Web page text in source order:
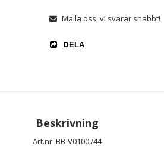
Maila oss, vi svarar snabbt!
DELA
Beskrivning
Art.nr: BB-V0100744